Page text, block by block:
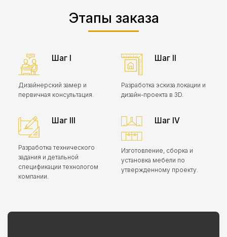
Этапы заказа
Шаг I
Дизайнерский замер и
первичная консультация.
Шаг II
Разработка эскиза локации и
дизайн-проекта в 3D.
Шаг III
Разработка технического
задания и детальной
спецификации технологом
компании.
Шаг IV
Изготовление, сборка и
установка мебели по
утвержденному проекту.